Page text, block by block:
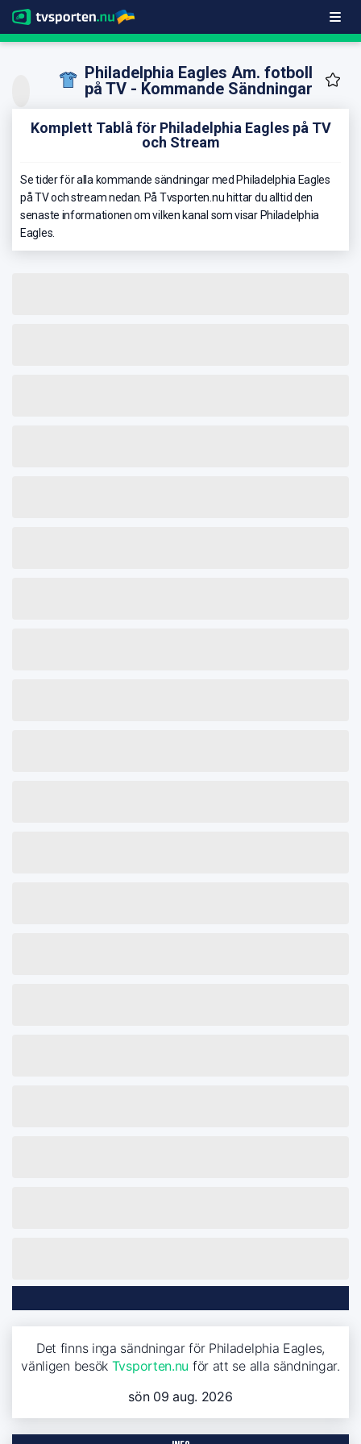
Philadelphia Eagles Am. fotboll
på TV - Kommande Sändningar
Komplett Tablå för Philadelphia Eagles på TV
och Stream
Se tider för alla kommande sändningar med Philadelphia Eagles
på TV och stream nedan. På Tvsporten.nu hittar du alltid den
senaste informationen om vilken kanal som visar Philadelphia
Eagles.
Det finns inga sändningar för Philadelphia Eagles,
vänligen besök Tvsporten.nu för att se alla sändningar.
sön 09 aug. 2026